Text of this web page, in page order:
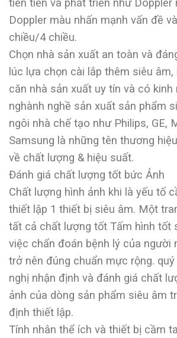
tiên tiến và phát triển như Doppler
Doppler màu nhấn mạnh vấn đề
chiều/4 chiều.
Chọn nhà sản xuất an toàn và
lúc lựa chọn cài lắp thêm siêu
căn nhà sản xuất uy tín và có kinh
nghành nghề sản xuất sản phẩm
ngôi nhà chế tạo như Philips, GE,
Samsung là những tên thương
về chất lượng & hiệu suất.
Đánh giá chất lượng tốt bức Ảnh
Chất lượng hình ảnh khi là yếu tố
thiết lập 1 thiết bị siêu âm. Một
tất cả chất lượng tốt Tấm hình tốt
việc chẩn đoán bệnh lý của người
trở nên đúng chuẩn mực rộng.
nghị nhận định và đánh giá chất
ảnh của dòng sản phẩm siêu âm
định thiết lập.
Tính nhân thể ích và thiết bị cầm